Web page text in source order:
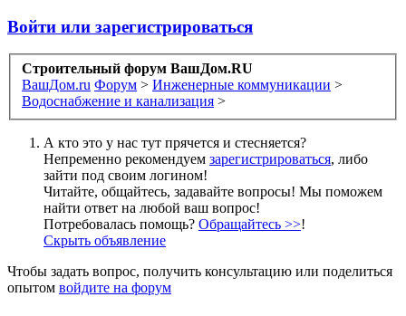
Войти или зарегистрироваться
Строительный форум ВашДом.RU
ВашДом.ru Форум > Инженерные коммуникации >
Водоснабжение и канализация >
А кто это у нас тут прячется и стесняется?
Непременно рекомендуем зарегистрироваться, либо
зайти под своим логином!
Читайте, общайтесь, задавайте вопросы! Мы поможем
найти ответ на любой ваш вопрос!
Потребовалась помощь? Обращайтесь >>!
Скрыть объявление
Чтобы задать вопрос, получить консультацию или поделиться
опытом войдите на форум